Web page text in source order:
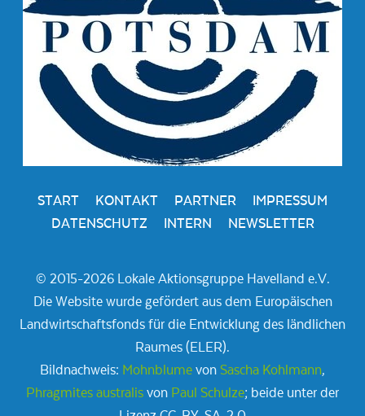
START KONTAKT PARTNER
IMPRESSUM
DATENSCHUTZ
INTERN NEWSLETTER
© 2015-2026 Lokale Aktionsgruppe Havelland e.V.
Die Website wurde gefördert aus dem Europäischen
Landwirtschaftsfonds für die Entwicklung des ländlichen
Raumes (ELER).
Bildnachweis: Mohnblume von Sascha Kohlmann,
Phragmites australis von Paul Schulze; beide unter der